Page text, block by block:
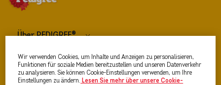
Über PEDIGREE®
Hundefutter
Wir verwenden Cookies, um Inhalte und Anzeigen zu personalisieren,
Funktionen für soziale Medien bereitzustellen und unseren Datenverkehr
zu analysieren. Sie können Cookie-Einstellungen verwenden, um Ihre
Einstellungen zu ändern. Lesen Sie mehr über unsere Cookie-